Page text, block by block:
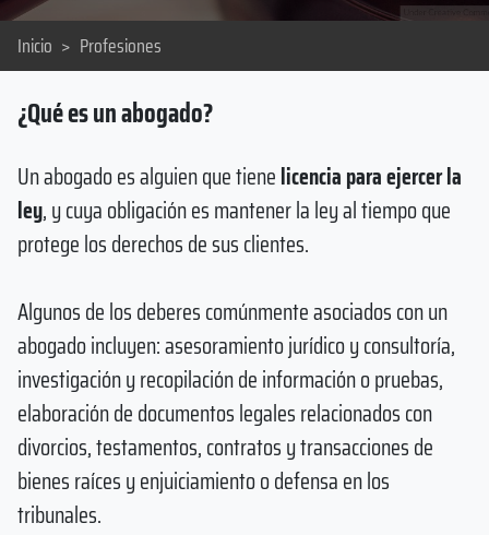
Inicio > Profesiones
¿Qué es un abogado?
Un abogado es alguien que tienelicencia para ejercer la
ley, y cuya obligación es mantener la ley al tiempo que
protege los derechos de sus clientes.
Algunos de los deberes comúnmente asociados con un
abogado incluyen: asesoramiento jurídico y consultoría,
investigación y recopilación de información o pruebas,
elaboración de documentos legales relacionados con
divorcios, testamentos, contratos y transacciones de
bienes raíces y enjuiciamiento o defensa en los
tribunales.